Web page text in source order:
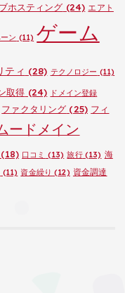
ホスティング (24) エアト
ン (11) ゲーム
ティ (28) テクノロジー (11)
取得 (24) ドメイン登録
ファクタリング (25) フィ
ードメイン
(18) 口コミ (13) 旅行(13) 海
(11) 資金繰り (12) 資金調達